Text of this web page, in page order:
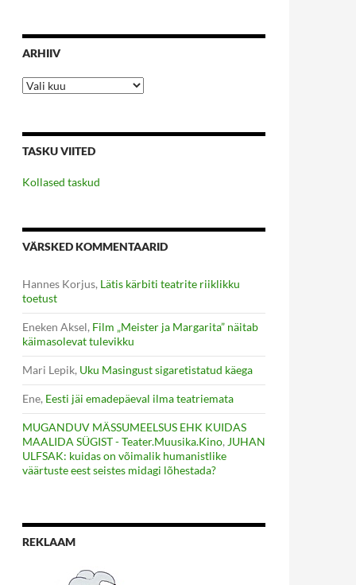
ARHIIV
Arhiiv
TASKU VIITED
Kollased taskud
VÄRSKED KOMMENTAARID
Hannes Korjus, Lätis kärbiti teatrite riiklikku
toetust
Eneken Aksel, Film „Meister ja Margarita” näitab
käimasolevat tulevikku
Mari Lepik, Uku Masingust sigaretistatud käega
Ene, Eesti jäi emadepäeval ilma teatriemata
MUGANDUV MÄSSUMEELSUS EHK KUIDAS
MAALIDA SÜGIST - Teater.Muusika.Kino, JUHAN
ULFSAK: kuidas on võimalik humanistlike
väärtuste eest seistes midagi lõhestada?
REKLAAM